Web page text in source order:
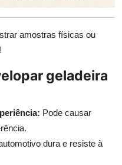
amostras físicas ou
geladeira
Pode causar
dura e resiste à